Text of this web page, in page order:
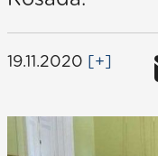
19.11.2020 [+]